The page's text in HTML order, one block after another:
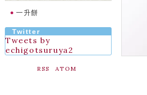
一升餅
Twitter
Tweets by
echigotsuruya2
RSS ATOM